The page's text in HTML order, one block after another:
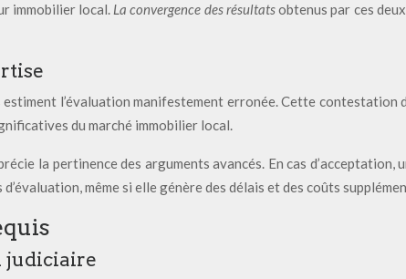
immobilier local. La convergence des résultatsobtenus par ces
l’évaluation manifestement erronée. Cette contestation
du marché immobilier local.
la pertinence des arguments avancés. En cas
même si elle génère des délais et des coûts
judiciaire